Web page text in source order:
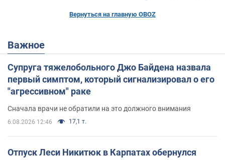
Вернуться на главную OBOZ
Важное
Супруга тяжелобольного Джо Байдена назвала
первый симптом, который сигнализировал о его
"агрессивном" раке
Сначала врачи не обратили на это должного внимания
6.08.2026 12:46 17,1 т.
Отпуск Леси Никитюк в Карпатах обернулся